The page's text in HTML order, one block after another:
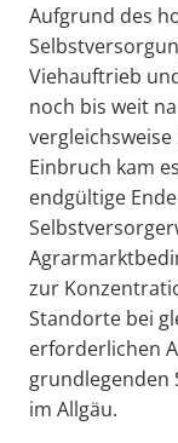
Aufgrund des
Viehauftrieb
noch bis weit
Einbruch kam
endgültige
zur
Standorte bei
erforderlichen
im Allgäu.